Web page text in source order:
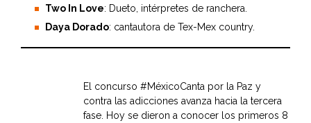
Two In Love: Dueto, intérpretes de ranchera.
Daya Dorado: cantautora de Tex-Mex country.
El concurso #MéxicoCanta por la Paz y
contra las adicciones avanza hacia la tercera
fase. Hoy se dieron a conocer los primeros 8